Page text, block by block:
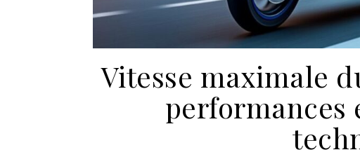
Vitesse maximale
performances